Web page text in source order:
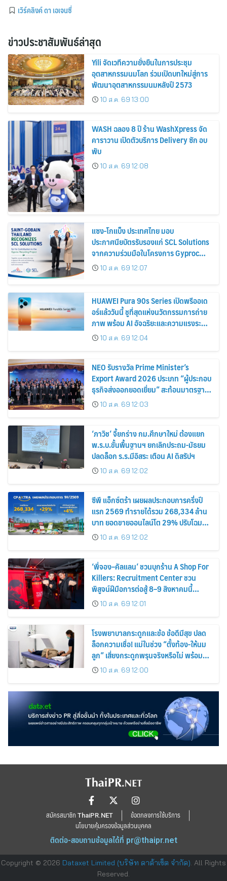
เวิร์คลิงค์ ดา เอเจนซี่
ข่าวประชาสัมพันธ์ล่าสุด
Yili จัดเวทีความยั่งยืนในการประชุม
อุตสาหกรรมนมโลก ร่วมเปิดบทใหม่สู่การ
พัฒนาอุตสาหกรรมนมหลังปี 2573
10 ส.ค. 69 13:00
WASH ฉลอง 8 ปี ร้าน WashXpress จัด
คาราวาน เปิดตัวบริการ Delivery ซัก อบ
พับ
10 ส.ค. 69 12:08
แซง-โกแบ็ง ประเทศไทย มอบ
ประกาศนียบัตรรับรองแก่ SCL Solutions
จากความร่วมมือในโครงการ Gyproc
Recycling
10 ส.ค. 69 12:07
HUAWEI Pura 90s Series เปิดพรีออเด
อร์แล้ววันนี้ ชูที่สุดแห่งนวัตกรรมการถ่าย
ภาพ พร้อม AI อัจฉริยะและความแรงระดับ
5G Advanced
10 ส.ค. 69 12:04
NEO รับรางวัล Prime Minister’s
Export Award 2026 ประเภท “ผู้ประกอบ
ธุรกิจส่งออกยอดเยี่ยม” สะท้อนมาตรฐาน
การดำเนินธุรกิจ พร้อมยกระดับศักยภาพ
สินค้าไทยสู่ตลาดโลก
10 ส.ค. 69 12:03
‘ภาวิช’ จี้ยกร่าง กม.ศึกษาใหม่ ต้องแยก
พ.ร.บ.ขั้นพื้นฐานฯ ยกเลิกประถม-มัธยม
ปลดล็อก ร.ร.มีอิสระ เตือน AI ดิสรัปฯ
10 ส.ค. 69 12:02
ซีพี แอ็กซ์ตร้า เผยผลประกอบการครึ่งปี
แรก 2569 ทำรายได้รวม 268,334 ล้าน
บาท ยอดขายออนไลน์โต 29% ปรับโฉม
สาขาใหม่ดันอัตราเช่าพื้นที่โต 4%
10 ส.ค. 69 12:02
‘พี่จอง–คัลแลน’ ชวนบุกร้าน A Shop For
Killers: Recruitment Center ชวน
พิสูจน์ฝีมือการต่อสู้ 8–9 สิงหาคมนี้
เท่านั้น เข้าชมได้ไม่มีค่าใช้จ่าย!
10 ส.ค. 69 12:01
โรงพยาบาลกระดูกและข้อ ข้อดีมีสุข ปลด
ล็อกความเชื่อ! แม่ในช่วง “ตั้งท้อง-ให้นม
ลูก” เสี่ยงกระดูกพรุนจริงหรือไม่ พร้อม
ชวนคุณแม่วัยเก๋าตรวจมวลกระดูกเชิง
ป้องกัน
10 ส.ค. 69 12:00
สมัครสมาชิก ThaiPR.NET
ข้อตกลงการใช้บริการ
นโยบายคุ้มครองข้อมูลส่วนบุคคล
ติดต่อ-สอบถามข้อมูลได้ที่ pr@thaipr.net
Copyright © 2026 Dataxet Limited (บริษัท ดาต้าเซ็ต จำกัด). All Rights
Reserved.